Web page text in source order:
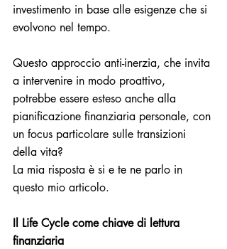
investimento in base alle esigenze che si
evolvono nel tempo.
Questo approccio anti-inerzia, che invita
a intervenire in modo proattivo,
potrebbe essere esteso anche alla
pianificazione finanziaria personale, con
un focus particolare sulle transizioni
della vita?
La mia risposta è si e te ne parlo in
questo mio articolo.
Il Life Cycle come chiave di lettura
finanziaria